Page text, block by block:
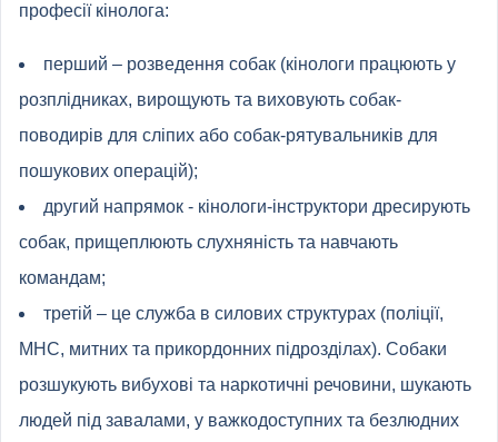
професії кінолога:
перший – розведення собак (кінологи працюють у
розплідниках, вирощують та виховують собак-
поводирів для сліпих або собак-рятувальників для
пошукових операцій);
другий напрямок - кінологи-інструктори дресирують
собак, прищеплюють слухняність та навчають
командам;
третій – це служба в силових структурах (поліції,
МНС, митних та прикордонних підрозділах). Собаки
розшукують вибухові та наркотичні речовини, шукають
людей під завалами, у важкодоступних та безлюдних